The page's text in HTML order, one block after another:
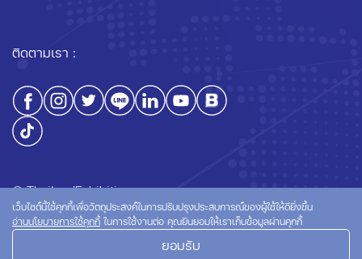
ติดตามเรา :
© ThailandExhibition.com
นโยบายการใช้คุกกี้
เว็บไซต์นี้ใช้คุกกี้เพื่อวัตถุประสงค์ในการปรับปรุงประสบการณ์ของผู้ใช้ให้ดียิ่งขึ้น
อ่านนโยบายการใช้คุกกี้ ในการใช้งานต่อ คุณยินยอมให้เราเก็บข้อมูลผ่านคุกกี้
ยอมรับ